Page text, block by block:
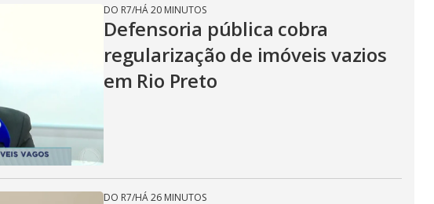
DO R7/HÁ 20 MINUTOS
Defensoria pública cobra
regularização de imóveis vazios
em Rio Preto
DO R7/HÁ 26 MINUTOS